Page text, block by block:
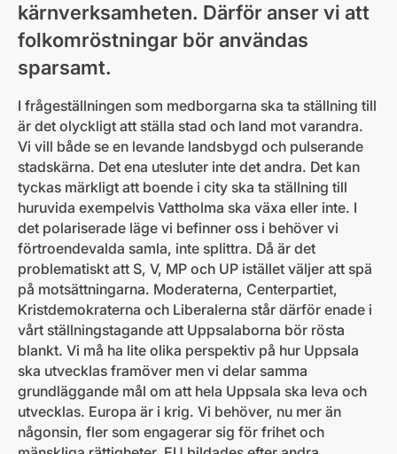
kärnverksamheten. Därför anser vi att
folkomröstningar bör användas
sparsamt.
I frågeställningen som medborgarna ska ta ställning till
är det olyckligt att ställa stad och land mot varandra.
Vi vill både se en levande landsbygd och pulserande
stadskärna. Det ena utesluter inte det andra. Det kan
tyckas märkligt att boende i city ska ta ställning till
huruvida exempelvis Vattholma ska växa eller inte. I
det polariserade läge vi befinner oss i behöver vi
förtroendevalda samla, inte splittra. Då är det
problematiskt att S, V, MP och UP istället väljer att spä
på motsättningarna. Moderaterna, Centerpartiet,
Kristdemokraterna och Liberalerna står därför enade i
vårt ställningstagande att Uppsalaborna bör rösta
blankt. Vi må ha lite olika perspektiv på hur Uppsala
ska utvecklas framöver men vi delar samma
grundläggande mål om att hela Uppsala ska leva och
utvecklas. Europa är i krig. Vi behöver, nu mer än
någonsin, fler som engagerar sig för frihet och